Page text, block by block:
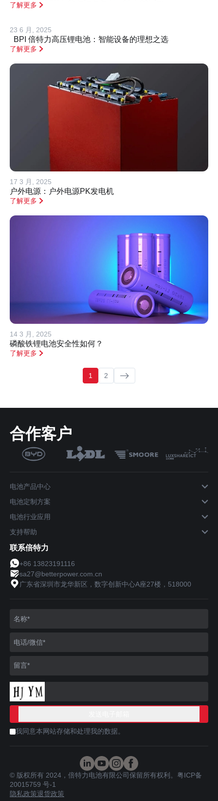
了解更多
23 6 月, 2025
BPI 倍特力高压锂电池：智能设备的理想之选
了解更多
17 3 月, 2025
户外电源：户外电源PK发电机
了解更多
14 3 月, 2025
磷酸铁锂电池安全性如何？
了解更多
1 2
合作客户
电池产品中心
电池定制方案
电池行业应用
支持帮助
联系倍特力
+86 13823191116
sa27@betterpower.com.cn
广东省深圳市龙华新区，数字创新中心A座27楼，518000
我同意本网站存储和处理我的数据。
© 版权所有 2024，倍特力电池有限公司保留所有权利。 粤ICP备
20015759 号-1
隐私政策退货政策